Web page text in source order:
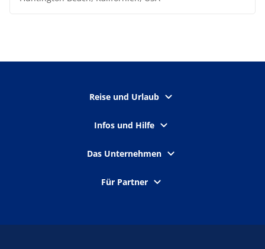
Reise und Urlaub
Infos und Hilfe
Das Unternehmen
Für Partner